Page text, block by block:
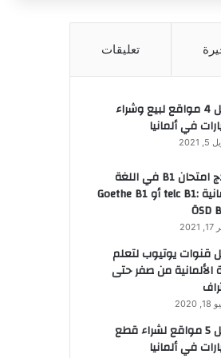
تعليقات
افضل 4 مواقع لبيع وشراء
في ألمانيا
2021
نماذج امتحان B1 في اللغة
الالمانية :telc B1 أو Goethe B1
2021
قنوات يوتيوب لتعلم
الألمانية من صفر حتى
افضل 5 مواقع لشراء قطع
في ألمانيا